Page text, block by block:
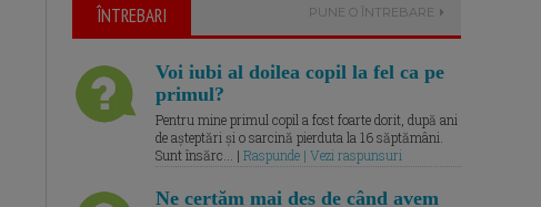
ÎNTREBARI PUNE O ÎNTREBARE
Voi iubi al doilea copil la fel ca pe
primul?
Pentru mine primul copil a fost foarte dorit, după ani
de așteptări și o sarcină pierduta la 16 săptămâni.
Sunt însărc... | Raspunde | Vezi raspunsuri
Ne certăm mai des de când avem